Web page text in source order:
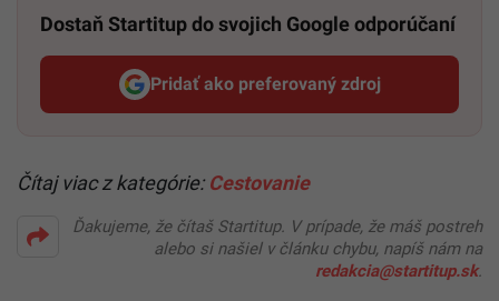
Dostaň Startitup do svojich Google odporúčaní
Pridať ako preferovaný zdroj
Startitup, odkaz sa otvorí v
Čítaj viac z kategórie: Cestovanie
Ďakujeme, že čítaš Startitup. V prípade, že máš postreh
alebo si našiel v článku chybu, napíš nám na
redakcia@startitup.sk.